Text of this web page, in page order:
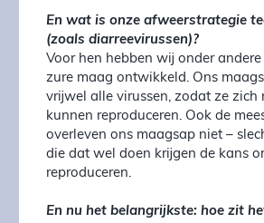
En wat is onze afweerstrategie
(zoals diarreevirussen)?
Voor hen hebben wij onder
zure maag ontwikkeld. Ons
vrijwel alle virussen, zodat ze zich
kunnen reproduceren. Ook de
overleven ons maagsap niet –
die dat wel doen krijgen de kans
reproduceren.
En nu het belangrijkste: hoe zit